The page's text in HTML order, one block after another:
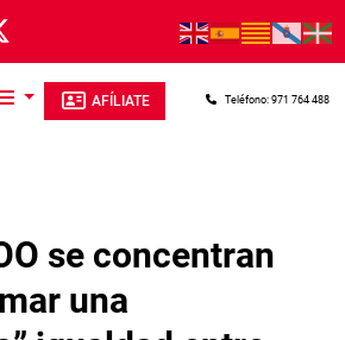
AFÍLIATE Teléfono: 971 764 488
se concentran
una